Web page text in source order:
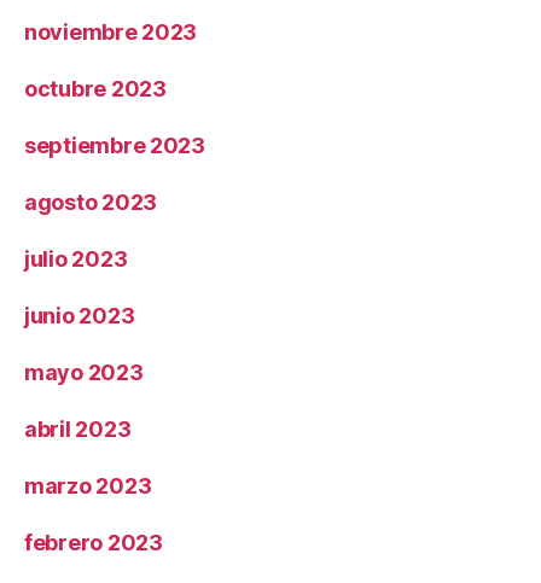
noviembre 2023
octubre 2023
septiembre 2023
agosto 2023
julio 2023
junio 2023
mayo 2023
abril 2023
marzo 2023
febrero 2023